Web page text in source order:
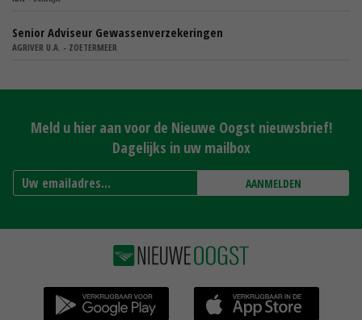
Senior Adviseur Gewassenverzekeringen
AGRIVER U.A. - ZOETERMEER
Meld u hier aan voor de Nieuwe Oogst nieuwsbrief!
Dagelijks in uw mailbox
AANMELDEN